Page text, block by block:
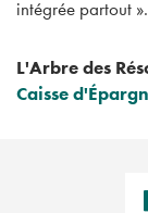
intégrée partout ».
L'Arbre des
Caisse